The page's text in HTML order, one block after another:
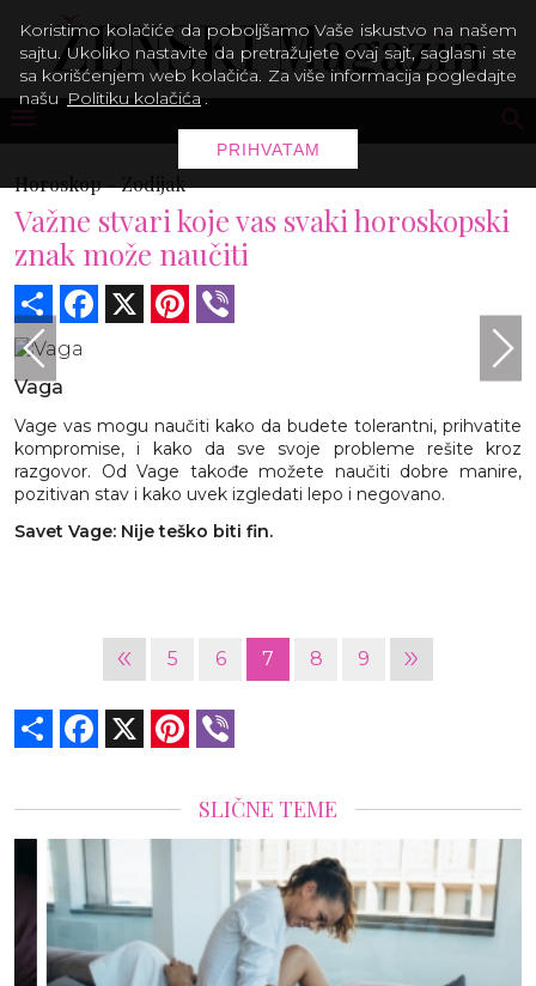
Horoskop -Zodijak
Važne stvari koje vas svaki horoskopski
znak može naučiti
Share Facebook Pinterest
Vaga
Vage vas mogu naučiti kako da budete tolerantni, prihvatite
kompromise, i kako da sve svoje probleme rešite kroz
razgovor. Od Vage takođe možete naučiti dobre manire,
pozitivan stav i kako uvek izgledati lepo i negovano.
Savet Vage: Nije teško biti fin.
« 5 6 7 8 9 »
Share Facebook Pinterest
SLIČNE TEME
Koristimo kolačiće da poboljšamo Vaše iskustvo na našem
sajtu. Ukoliko nastavite da pretražujete ovaj sajt, saglasni ste
sa korišćenjem web kolačića. Za više informacija pogledajte
našu Politiku kolačića .
PRIHVATAM